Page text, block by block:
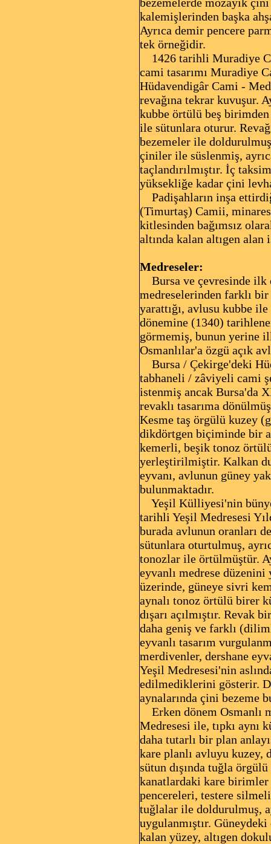
kalemişlerinden başka
Ayrıca demir pencere
tek örneğidir.
1426 tarihli Muradiye
cami tasarımı Muradiye
Hüdavendigâr Cami -
revağına tekrar kuvuşur.
kubbe örtülü beş birimden
ile sütunlara oturur.
bezemeler ile
çiniler ile süslenmiş,
taçlandırılmıştır. İç
yüksekliğe kadar çini
Padişahların inşa
(Timurtaş) Camii,
kitlesinden bağımsız
altında kalan altıgen alan
Medreseler:
Bursa ve çevresinde ilk
medreselerinden farklı
yarattığı, avlusu kubbe
dönemine (1340)
görmemiş, bunun yerine
Osmanlılar'a özgü açık
Bursa / Çekirge'deki
tabhaneli / zâviyeli cami
istenmiş ancak Bursa'da
revaklı tasarıma
Kesme taş örgülü kuzey
dikdörtgen biçiminde bir
kemerli, beşik tonoz
yerleştirilmiştir. Kalkan
eyvanı, avlunun güney
bulunmaktadır.
Yeşil Külliyesi'nin
tarihli Yeşil Medresesi
burada avlunun oranları
sütunlara oturtulmuş,
tonozlar ile örtülmüştür.
eyvanlı medrese
üzerinde, güneye sivri
aynalı tonoz örtülü birer
dışarı açılmıştır. Revak
daha geniş ve farklı
eyvanlı tasarım
merdivenler, dershane
Yeşil Medresesi'nin
edilmediklerini gösterir.
aynalarında çini bezeme
Erken dönem Osmanlı
Medresesi ile, tıpkı aynı
daha tutarlı bir plan
kare planlı avluyu kuzey,
sütun dışında tuğla
kanatlardaki kare
pencereleri, testere
tuğlalar ile doldurulmuş,
uygulanmıştır.
kalan yüzey, altıgen